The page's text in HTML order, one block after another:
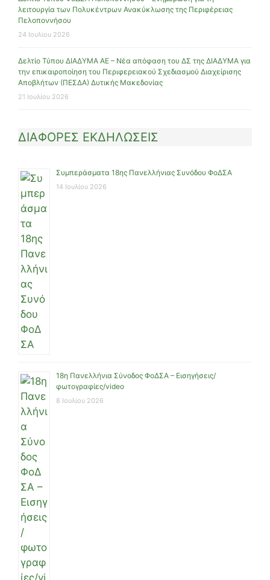
λειτουργία των Πολυκέντρων Ανακύκλωσης της Περιφέρειας
Πελοποννήσου
24 Ιουλίου 2026
Δελτίο Τύπου ΔΙΑΔΥΜΑ ΑΕ – Νέα απόφαση του ΔΣ της ΔΙΑΔΥΜΑ για
την επικαιροποίηση του Περιφερειακού Σχεδιασμού Διαχείρισης
Αποβλήτων (ΠΕΣΔΑ) Δυτικής Μακεδονίας
21 Ιουλίου 2026
ΔΙΑΦΟΡΕΣ ΕΚΔΗΛΩΣΕΙΣ
Συμπεράσματα 18ης Πανελλήνιας Συνόδου ΦοΔΣΑ
14 Ιουλίου 2026
18η Πανελλήνια Σύνοδος ΦοΔΣΑ – Εισηγήσεις/
φωτογραφίες/video
8 Ιουλίου 2026